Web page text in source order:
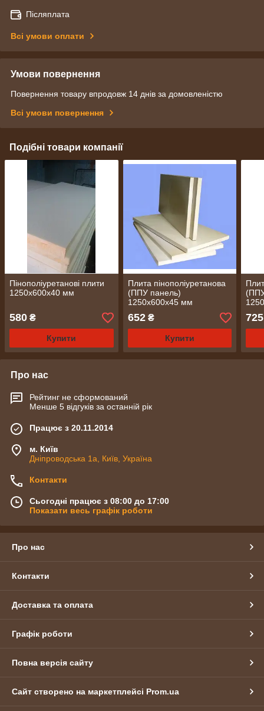
Післяплата
Всі умови оплати
Умови повернення
Повернення товару впродовж 14 днів за домовленістю
Всі умови повернення
Подібні товари компанії
Пінополіуретанові плити
1250х600х40 мм
580 ₴
Купити
Плита пінополіуретанова
(ППУ панель)
1250х600х45 мм
652₴
Купити
725
Про нас
Рейтинг не сформований
Менше 5 відгуків за останній рік
Працює з 20.11.2014
м. Київ
Дніпроводська 1а, Київ, Україна
Контакти
Сьогодні працює з 08:00 до 17:00
Показати весь графік роботи
Про нас
Контакти
Доставка та оплата
Графік роботи
Повна версія сайту
Сайт створено на маркетплейсі Prom.ua